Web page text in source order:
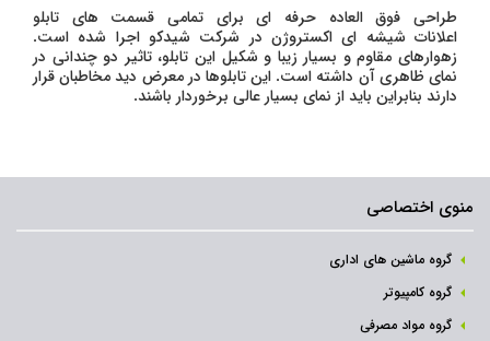
طراحی فوق العاده حرفه ای برای تمامی قسمت های تابلو
اعلانات شیشه ای اکستروژن در شرکت شیدکو اجرا شده است.
زهوارهای مقاوم و بسیار زیبا و شکیل این تابلو، تاثیر دو چندانی در
نمای ظاهری آن داشته است. این تابلوها در معرض دید مخاطبان قرار
دارند بنابراین باید از نمای بسیار عالی برخوردار باشند.
منوی اختصاصی
گروه ماشین های اداری
گروه کامپیوتر
گروه مواد مصرفی